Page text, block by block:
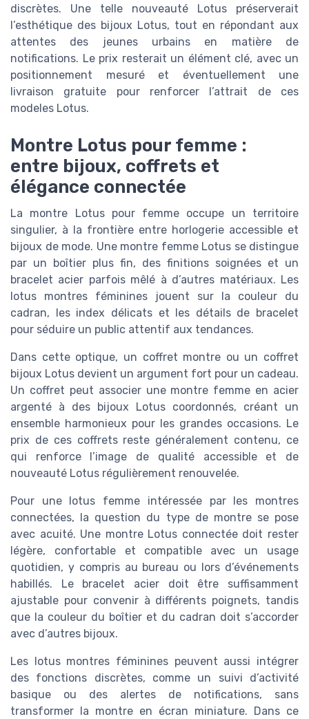
discrètes. Une telle nouveauté Lotus préserverait
l’esthétique des bijoux Lotus, tout en répondant aux
attentes des jeunes urbains en matière de
notifications. Le prix resterait un élément clé, avec un
positionnement mesuré et éventuellement une
livraison gratuite pour renforcer l’attrait de ces
modeles Lotus.
Montre Lotus pour femme :
entre bijoux, coffrets et
élégance connectée
La montre Lotus pour femme occupe un territoire
singulier, à la frontière entre horlogerie accessible et
bijoux de mode. Une montre femme Lotus se distingue
par un boîtier plus fin, des finitions soignées et un
bracelet acier parfois mêlé à d’autres matériaux. Les
lotus montres féminines jouent sur la couleur du
cadran, les index délicats et les détails de bracelet
pour séduire un public attentif aux tendances.
Dans cette optique, un coffret montre ou un coffret
bijoux Lotus devient un argument fort pour un cadeau.
Un coffret peut associer une montre femme en acier
argenté à des bijoux Lotus coordonnés, créant un
ensemble harmonieux pour les grandes occasions. Le
prix de ces coffrets reste généralement contenu, ce
qui renforce l’image de qualité accessible et de
nouveauté Lotus régulièrement renouvelée.
Pour une lotus femme intéressée par les montres
connectées, la question du type de montre se pose
avec acuité. Une montre Lotus connectée doit rester
légère, confortable et compatible avec un usage
quotidien, y compris au bureau ou lors d’événements
habillés. Le bracelet acier doit être suffisamment
ajustable pour convenir à différents poignets, tandis
que la couleur du boîtier et du cadran doit s’accorder
avec d’autres bijoux.
Les lotus montres féminines peuvent aussi intégrer
des fonctions discrètes, comme un suivi d’activité
basique ou des alertes de notifications, sans
transformer la montre en écran miniature. Dans ce